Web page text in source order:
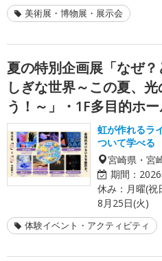
美術展・博物展・展示会
夏の特別企画展「なぜ
しぎな世界～この夏、
う！～」・1F多目的ホ
虹が作れるラ
ついて学べる
宮崎県・宮
期間：
休み：月曜(祝
8月25日(火)
体験イベント・アクティビティ